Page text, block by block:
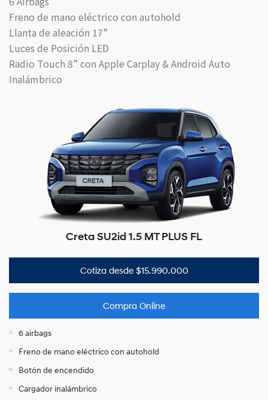
Freno de mano eléctrico con autohold
Llanta de aleación 17”
Luces de Posición LED
Radio Touch 8” con Apple Carplay & Android Auto
Inalámbrico
Creta SU2id 1.5 MT PLUS FL
Cotiza desde $15.990.000
Compra Online
6 airbags
Freno de mano eléctrico con autohold
Botón de encendido
Cargador inalámbrico